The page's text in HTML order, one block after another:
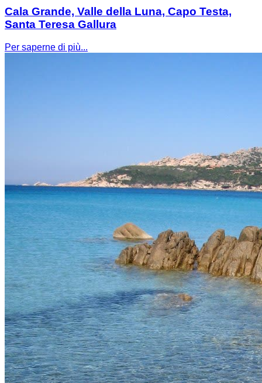
Cala Grande, Valle della Luna, Capo Testa,
Santa Teresa Gallura
Per saperne di più...